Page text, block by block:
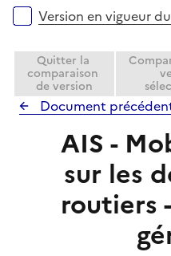
Version en vigueur
Quitter la
comparaison
de version
Document
AIS -
sur les
routiers